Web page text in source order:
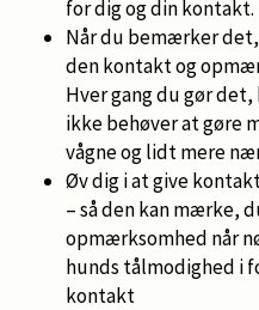
for dig og din kontakt.
Når du bemærker det,
den kontakt og
Hver gang du gør
ikke behøver at gøre
vågne og lidt mere
Øv dig i at give
– så den kan mærke,
opmærksomhed når
hunds tålmodighed i
kontakt